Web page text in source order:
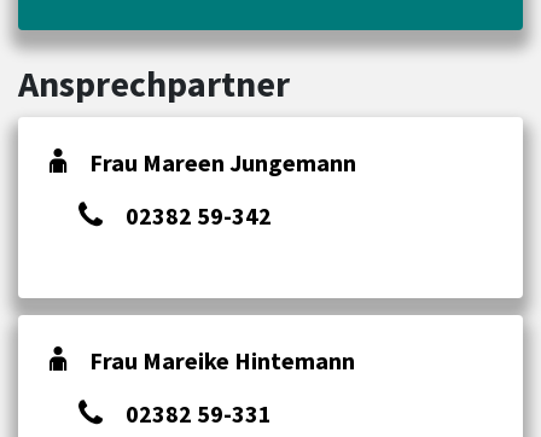
Ansprechpartner
Frau Mareen Jungemann
02382 59-342
Frau Mareike Hintemann
02382 59-331